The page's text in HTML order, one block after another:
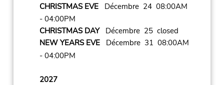
CHRISTMAS EVEDécembre 24 08:00AM
- 04:00PM
CHRISTMAS DAYDécembre 25 closed
NEW YEARS EVEDécembre 31 08:00AM
- 04:00PM
2027